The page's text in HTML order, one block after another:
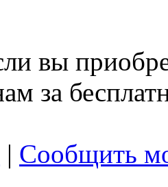
вы
за
| Сообщить